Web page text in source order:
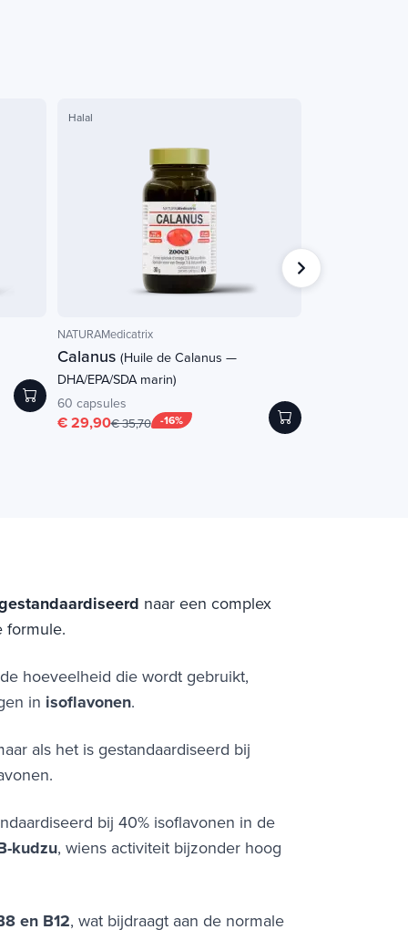
Halal
NATURAMedicatrix
Calanus (Huile de Calanus —
DHA/EPA/SDA marin)
60 capsules
-16%
€ 29,90€ 35,70
naar een complex
formule.
hoeveelheid die wordt gebruikt,
in isoflavonen.
als het is gestandaardiseerd bij
bij 40% isoflavonen in de
kudzu, wiens activiteit bijzonder hoog
en B12, wat bijdraagt aan de normale